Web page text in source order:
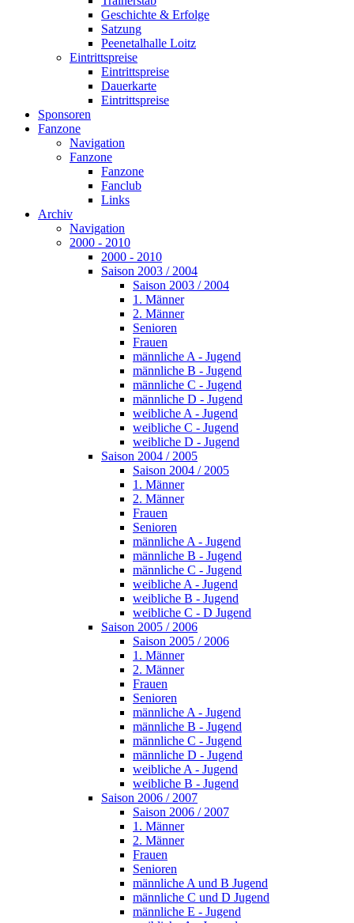
Geschichte & Erfolge
Satzung
Peenetalhalle Loitz
Eintrittspreise
Eintrittspreise
Dauerkarte
Eintrittspreise
Sponsoren
Fanzone
Navigation
Fanzone
Fanzone
Fanclub
Links
Archiv
Navigation
2000 - 2010
2000 - 2010
Saison 2003 / 2004
Saison 2003 / 2004
1. Männer
2. Männer
Senioren
Frauen
männliche A - Jugend
männliche B - Jugend
männliche C - Jugend
männliche D - Jugend
weibliche A - Jugend
weibliche C - Jugend
weibliche D - Jugend
Saison 2004 / 2005
Saison 2004 / 2005
1. Männer
2. Männer
Frauen
Senioren
männliche A - Jugend
männliche B - Jugend
männliche C - Jugend
weibliche A - Jugend
weibliche B - Jugend
weibliche C - D Jugend
Saison 2005 / 2006
Saison 2005 / 2006
1. Männer
2. Männer
Frauen
Senioren
männliche A - Jugend
männliche B - Jugend
männliche C - Jugend
männliche D - Jugend
weibliche A - Jugend
weibliche B - Jugend
Saison 2006 / 2007
Saison 2006 / 2007
1. Männer
2. Männer
Frauen
Senioren
männliche A und B Jugend
männliche C und D Jugend
männliche E - Jugend